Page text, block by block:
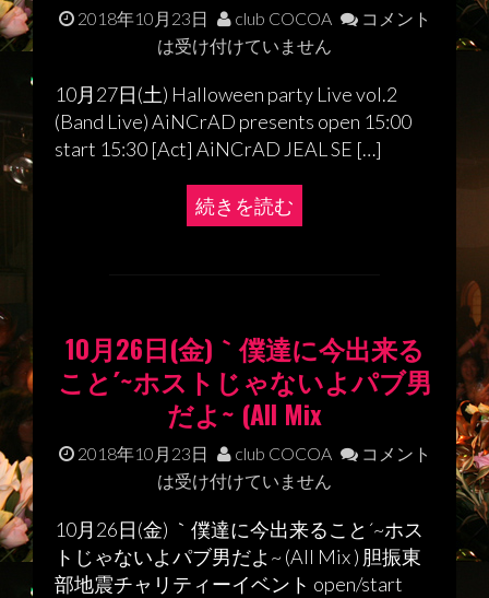
2018年10月23日 club COCOA
コメント
は受け付けていません
10月27日(土) Halloween party Live vol.2
(Band Live) AiNCrAD presents open 15:00
start 15:30 [Act] AiNCrAD JEAL SE […]
続きを読む
10月26日(金)｀僕達に今出来る
こと´~ホストじゃないよパブ男
だよ~ (All Mix
2018年10月23日 club COCOA
コメント
は受け付けていません
10月26日(金) ｀僕達に今出来ること´~ホス
トじゃないよパブ男だよ~ (All Mix ) 胆振東
部地震チャリティーイベント open/start